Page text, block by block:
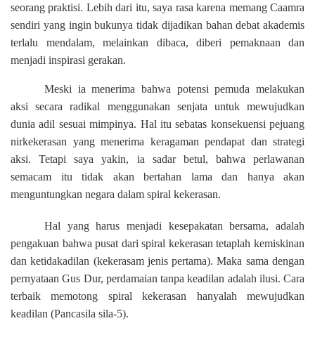
seorang praktisi. Lebih dari itu, saya rasa karena memang Caamra
sendiri yang ingin bukunya tidak dijadikan bahan debat akademis
terlalu mendalam, melainkan dibaca, diberi pemaknaan dan
menjadi inspirasi gerakan.
Meski ia menerima bahwa potensi pemuda melakukan
aksi secara radikal menggunakan senjata untuk mewujudkan
dunia adil sesuai mimpinya. Hal itu sebatas konsekuensi pejuang
nirkekerasan yang menerima keragaman pendapat dan strategi
aksi. Tetapi saya yakin, ia sadar betul, bahwa perlawanan
semacam itu tidak akan bertahan lama dan hanya akan
menguntungkan negara dalam spiral kekerasan.
Hal yang harus menjadi kesepakatan bersama, adalah
pengakuan bahwa pusat dari spiral kekerasan tetaplah kemiskinan
dan ketidakadilan (kekerasam jenis pertama). Maka sama dengan
pernyataan Gus Dur, perdamaian tanpa keadilan adalah ilusi. Cara
terbaik memotong spiral kekerasan hanyalah mewujudkan
keadilan (Pancasila sila-5).